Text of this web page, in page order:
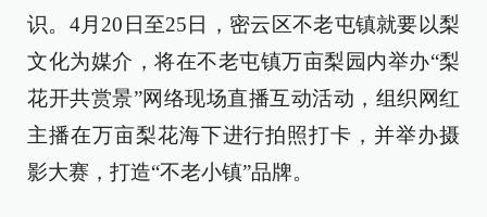
识。4月20日至25日，密云区不老屯镇就要以梨
文化为媒介，将在不老屯镇万亩梨园内举办“梨
花开共赏景”网络现场直播互动活动，组织网红
主播在万亩梨花海下进行拍照打卡，并举办摄
影大赛，打造“不老小镇”品牌。